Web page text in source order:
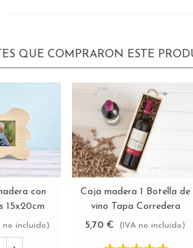
QUE COMPRARON ESTE
más
con
15x20cm
no incluido)
Ver más
Caja madera 1 Botella de
vino Tapa Corredera
Ref.1botTC
5,70 € (IVA no incluido)